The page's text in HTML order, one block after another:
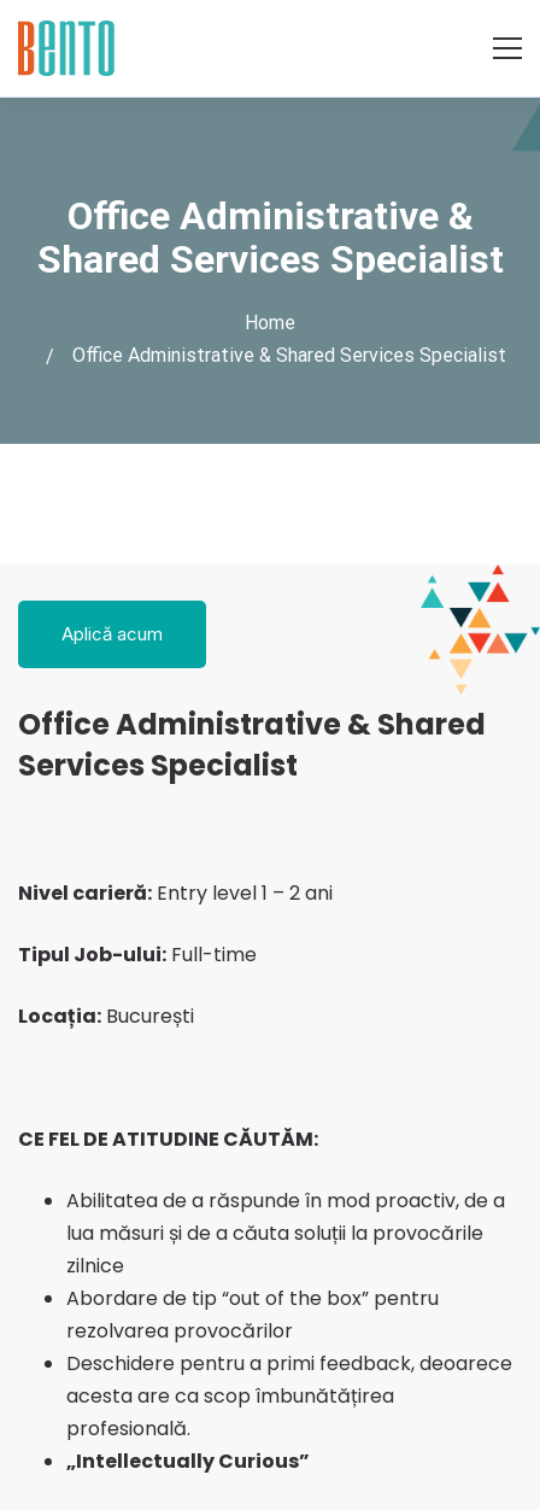
Office Administrative &
Shared Services Specialist
Home
Office Administrative & Shared Services Specialist
Office
Administrative
&
Services
Specialist
Aplică acum
Office Administrative & Shared
Services Specialist
Nivel carieră: Entry level 1 – 2 ani
Tipul Job-ului: Full-time
Locația: București
CE FEL DE ATITUDINE CĂUTĂM:
Abilitatea de a răspunde în mod proactiv, de a
lua măsuri și de a căuta soluții la provocările
zilnice
Abordare de tip “out of the box” pentru
rezolvarea provocărilor
Deschidere pentru a primi feedback, deoarece
acesta are ca scop îmbunătățirea
profesională.
„Intellectually Curious”